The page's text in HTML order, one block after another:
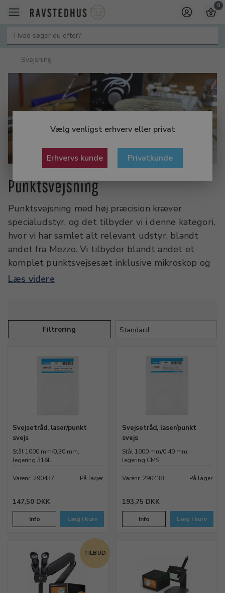
Vælg venligst erhverv eller privat
Erhvervs kunde Privatkunde
0
Svejsning
Punktsvejsning
Punktsvejsning med høj præcision kræver
specialudstyr, og det tilbyder vi i denne kategori,
hvor vi har samlet alt relevant udstyr, blandt
andet fra Mezzo. Vi tilbyder blandt andet et
komplet punktsvejsesæt inklusive mikroskop og
fodpedal samt forskellige arme og andet
udvalg af svejsetråd til laser- og punktsvejsning.
Tråden fås i forskellige diametre og i forskellige
kategorien finder du også manometre,
elektroder og andet nødvendigt tilbehør til
Læs videre
Filtrering
Svejsetråd, laser/punkt
svejs
Stål 1000 mm/0,30 mm,
legering 316L
Varenr. 290437 På lager
147,50 DKK
Info Læg i kurv
Svejsetråd, laser/punkt
svejs
Stål 1000 mm/0,40 mm,
legering CMS
Varenr. 290438 På lager
193,75 DKK
Info Læg i kurv
TILBUD